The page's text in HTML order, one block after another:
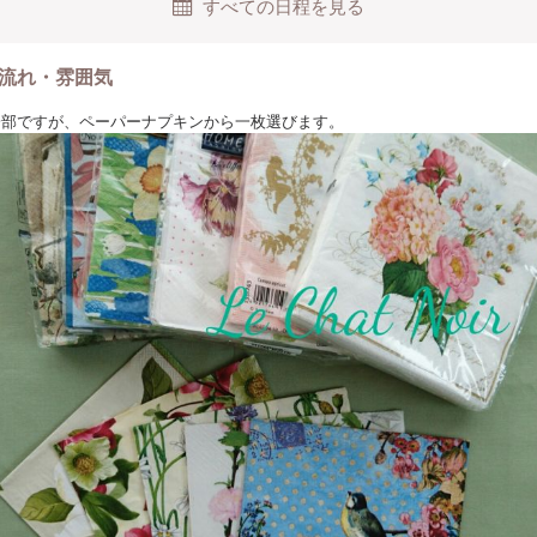
すべての日程を見る
れ・雰囲気
ですが、ペーパーナプキンから一枚選びます。